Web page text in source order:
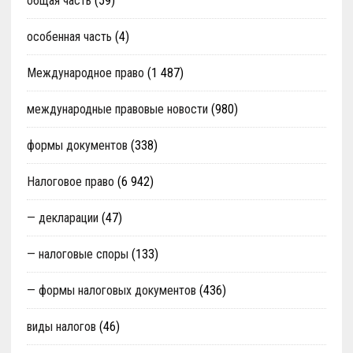
особенная часть (4)
Международное право (1 487)
международные правовые новости (980)
формы документов (338)
Налоговое право (6 942)
— декларации (47)
— налоговые споры (133)
— формы налоговых документов (436)
виды налогов (46)